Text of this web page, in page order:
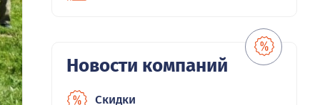
Новости компаний
Скидки